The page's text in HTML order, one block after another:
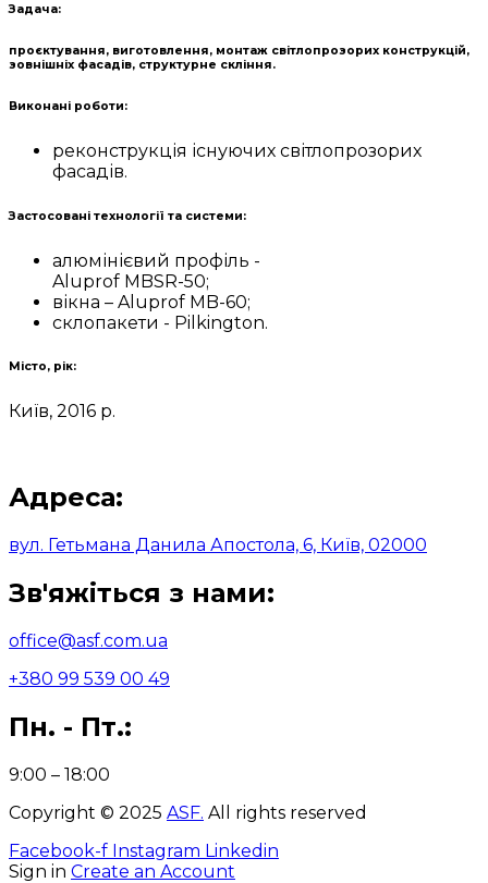
Задача:
проєктування, виготовлення, монтаж світлопрозорих конструкцій,
зовнішніх фасадів, структурне скління.
Виконані роботи:
реконструкція існуючих світлопрозорих
фасадів.
Застосовані технології та системи:
алюмінієвий профіль -
Aluprof MBSR-50;
вікна – Aluprof MB-60;
склопакети - Pilkington.
Місто, рік:
Київ, 2016 р.
Адреса:
вул. Гетьмана Данила Апостола, 6, Київ, 02000
Зв'яжіться з нами:
office@asf.com.ua
+380 99 539 00 49
Пн. - Пт.:
9:00 – 18:00
Copyright © 2025 ASF. All rights reserved
Facebook-f Instagram Linkedin
Sign in Create an Account